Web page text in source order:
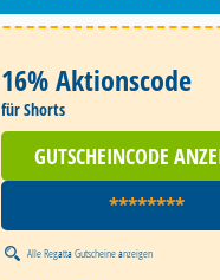
16% Aktionscode
für Shorts
GUTSCHEINCODE
********
AlleRegatta Gutscheineanzeigen